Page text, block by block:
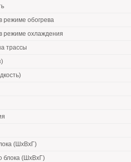
режиме обогрева
режиме охлаждения
трассы
(ШxВxГ)
блока (ШxВxГ)